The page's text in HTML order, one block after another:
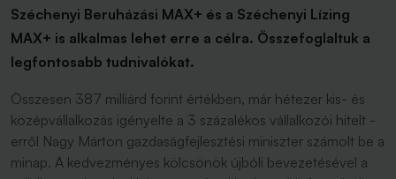
Széchenyi Beruházási MAX+ és a Széchenyi Lízing
MAX+ is alkalmas lehet erre a célra. Összefoglaltuk a
legfontosabb tudnivalókat.
Összesen 387 milliárd forint értékben, már hétezer kis- és
középvállalkozás igényelte a 3 százalékos vállalkozói hitelt -
erről Nagy Márton gazdaságfejlesztési miniszter számolt be a
minap. A kedvezményes kölcsönök újbóli bevezetésével a